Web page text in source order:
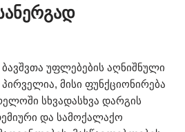
უფლებების აღნიშნული
მისი ფუნქციონირება
სხვადასხვა დარგის
და სამოქალაქო